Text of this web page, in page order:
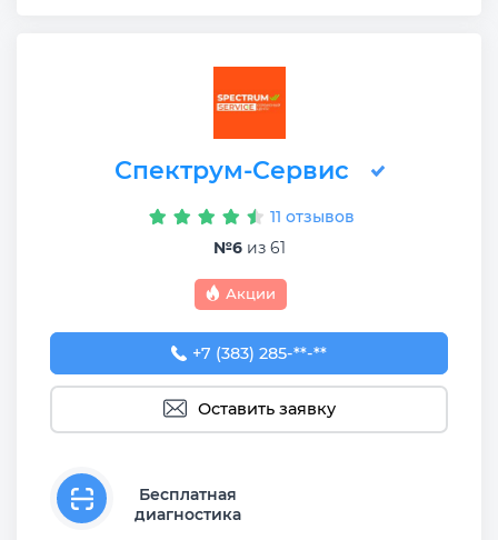
Спектрум-Сервис
11 отзывов
№6из 61
Акции
+7 (383) 285-96-21
+7 (383) 285-**-**
Оставить заявку
Бесплатная
диагностика